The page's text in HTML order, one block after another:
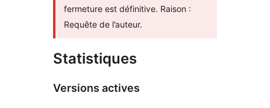
fermeture est définitive. Raison :
Requête de l’auteur.
Statistiques
Versions actives